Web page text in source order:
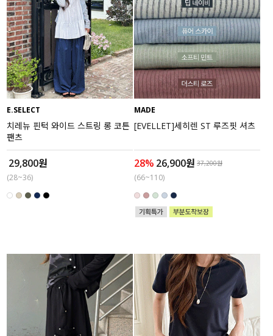
E.SELECT
치레뉴 핀턱 와이드 스트링 롱 코튼
팬츠
29,800원
(28~36)
MADE
[EVELLET]세히렌 ST 루즈핏 셔츠
28% 26,900원 37,200원
(66~110)